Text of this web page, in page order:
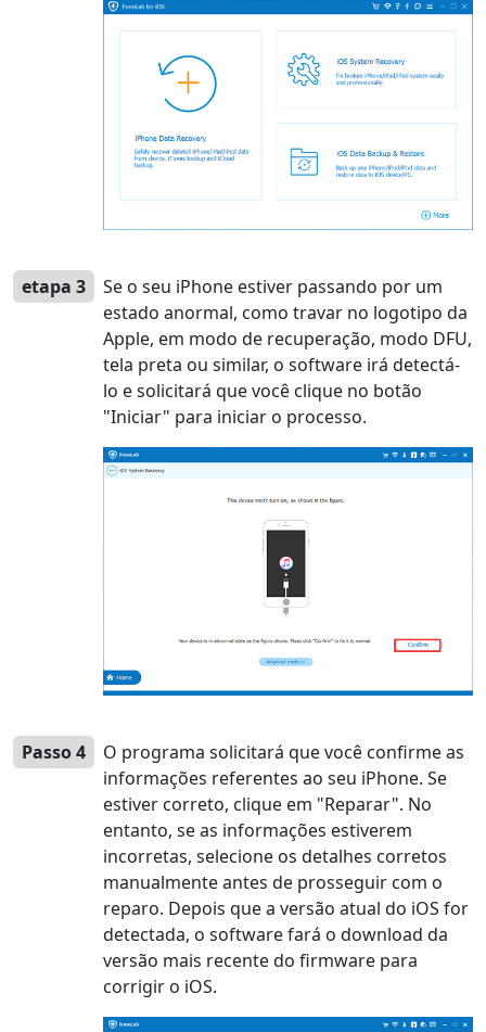
etapa 3
Se o seu iPhone estiver passando por um
estado anormal, como travar no logotipo da
Apple, em modo de recuperação, modo DFU,
tela preta ou similar, o software irá detectá-
lo e solicitará que você clique no botão
"Iniciar" para iniciar o processo.
Passo 4
O programa solicitará que você confirme as
informações referentes ao seu iPhone. Se
estiver correto, clique em "Reparar". No
entanto, se as informações estiverem
incorretas, selecione os detalhes corretos
manualmente antes de prosseguir com o
reparo. Depois que a versão atual do iOS for
detectada, o software fará o download da
versão mais recente do firmware para
corrigir o iOS.
Interruptor de idioma
Nederlands
Deutsche
Français
Italiano
Norsk
Suomalainen
Svenska
Dansk
Ελληνικά
Türk
русский
हिंदी
தமிழ்
Bahasa Melayu
ไทย
한국어
Română
Polskie
қазақ
Gaeilge
繁體中文